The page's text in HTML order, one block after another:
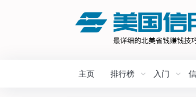
主页 排行榜 入门